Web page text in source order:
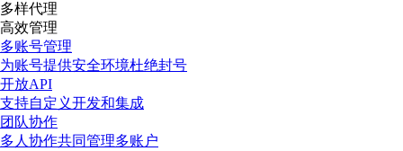
多样代理
高效管理
多账号管理
为账号提供安全环境杜绝封号
开放API
支持自定义开发和集成
团队协作
多人协作共同管理多账户